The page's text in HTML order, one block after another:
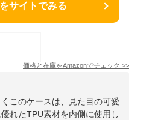
サイトでみる
価格と在庫をAmazonでチェック >>
このケースは、見た目の可愛
れたTPU素材を内側に使用し